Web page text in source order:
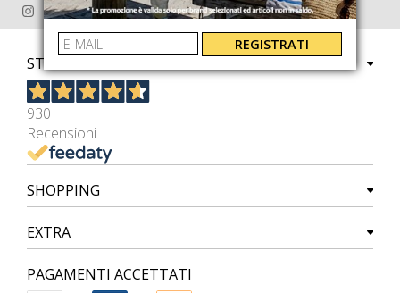
STORE
930
Recensioni
SHOPPING
EXTRA
PAGAMENTI ACCETTATI
REGISTRATI